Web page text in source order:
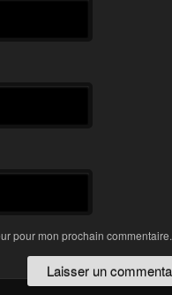
pour mon prochain commentaire.